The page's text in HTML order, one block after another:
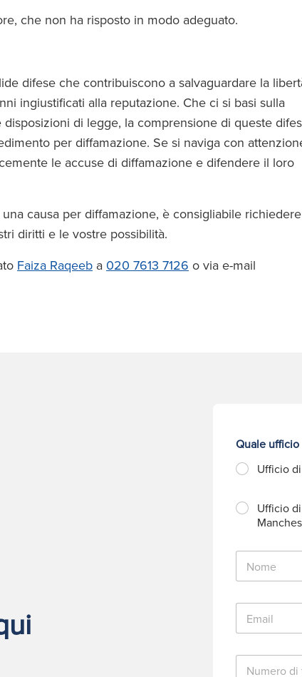
che non ha risposto in modo adeguato.
difese che contribuiscono a salvaguardare la
ingiustificati alla reputazione. Che ci si basi sulla
di legge, la comprensione di queste
per diffamazione. Se si naviga con
le accuse di diffamazione e difendere il loro
causa per diffamazione, è consigliabile richiedere
diritti e le vostre possibilità.
Faiza Raqeeb a 020 7613 7126 o via e-mail
Quale ufficio
Ufficio
Ufficio di
N
m
E
a
N